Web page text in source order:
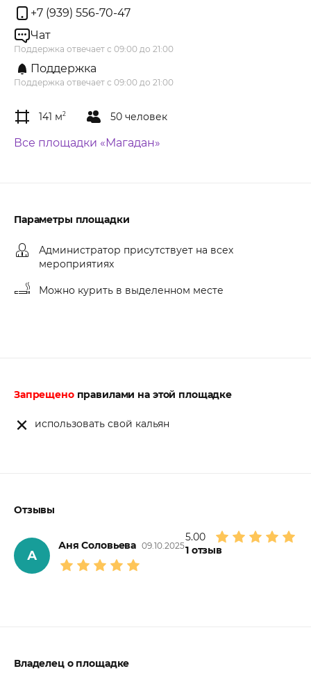
+7 (939) 556-70-47
Чат
Поддержка отвечает с 09:00 до 21:00
Поддержка
Поддержка отвечает с 09:00 до 21:00
141 м2 50 человек
Все площадки «Магадан»
Параметры площадки
Администратор присутствует на всех
мероприятиях
Можно курить в выделенном месте
Запрещеноправилами на этой площадке
использовать свой кальян
Отзывы
5.00
1отзыв
А
Аня Соловьева 09.10.2025
Владелец о площадке